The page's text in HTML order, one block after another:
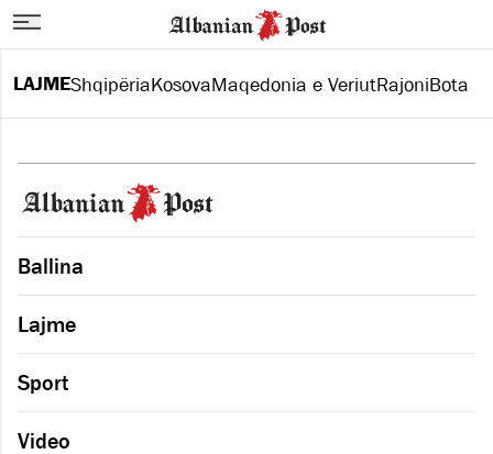
LAJMEShqipëriaKosovaMaqedonia e VeriutRajoniBota
Ballina
Lajme
Sport
Video